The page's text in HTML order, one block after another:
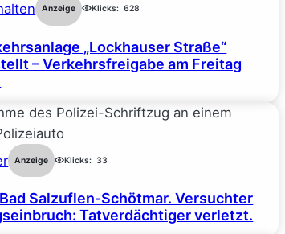
Anzeige Klicks: 628
„Lockhauser Straße“
– Verkehrsfreigabe am Freitag
Anzeige Klicks: 33
Salzuflen-Schötmar. Versuchter
Tatverdächtiger verletzt.